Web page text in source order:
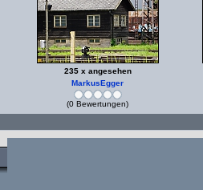
235 x angesehen
MarkusEgger
(0 Bewertungen)